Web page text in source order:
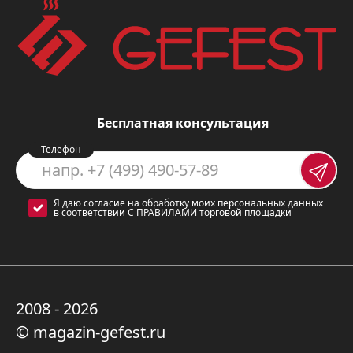
газа при случайном потухании
пламени, что гарантирует
безопасность вашей кухни.
температуры внутри духовки,
позволяющий добиваться
идеального результата при
приготовлении блюд.
Встроенный таймердля удобства
Съёмные проволочные
использования и мытья.
Внутреннее освещение
Бесплатная консультация
Телефон
Я даю согласие на обработку моих персональных данных
в соответствии С ПРАВИЛАМИ торговой площадки
2008 - 2026
© magazin-gefest.ru